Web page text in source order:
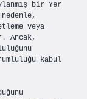
bir Yer
veya
Ancak,
kabul